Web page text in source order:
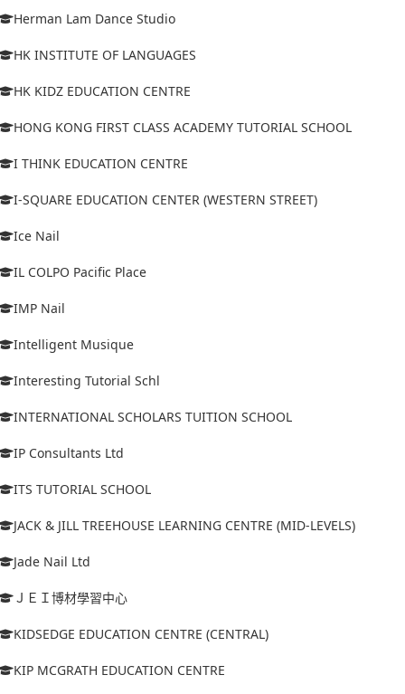
Herman Lam Dance Studio
HK INSTITUTE OF LANGUAGES
HK KIDZ EDUCATION CENTRE
HONG KONG FIRST CLASS ACADEMY TUTORIAL SCHOOL
I THINK EDUCATION CENTRE
I-SQUARE EDUCATION CENTER (WESTERN STREET)
Ice Nail
IL COLPO Pacific Place
IMP Nail
Intelligent Musique
Interesting Tutorial Schl
INTERNATIONAL SCHOLARS TUITION SCHOOL
IP Consultants Ltd
ITS TUTORIAL SCHOOL
JACK & JILL TREEHOUSE LEARNING CENTRE (MID-LEVELS)
Jade Nail Ltd
ＪＥＩ博材學習中心
KIDSEDGE EDUCATION CENTRE (CENTRAL)
KIP MCGRATH EDUCATION CENTRE